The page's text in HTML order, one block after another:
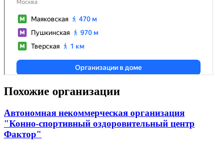
Похожие организации
Автономная некоммерческая организация
"Конно-спортивный оздоровительный центр
Фактор"